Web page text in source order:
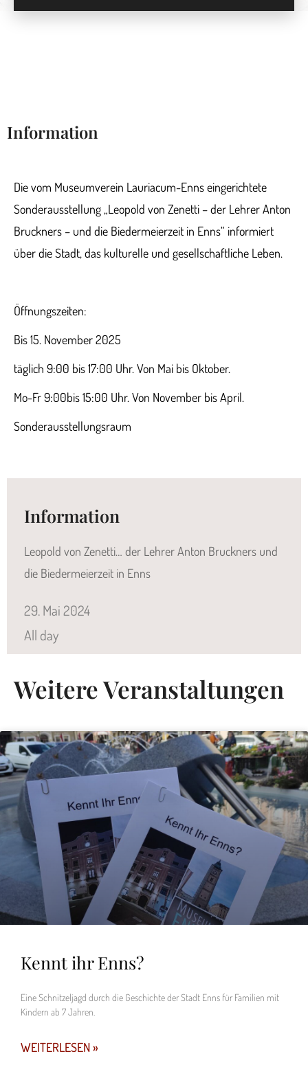
Information
Die vom Museumverein Lauriacum-Enns eingerichtete
Sonderausstellung „Leopold von Zenetti – der Lehrer Anton
Bruckners – und die Biedermeierzeit in Enns“ informiert
über die Stadt, das kulturelle und gesellschaftliche Leben.
Öffnungszeiten:
Bis 15. November 2025
täglich 9:00 bis 17:00 Uhr. Von Mai bis Oktober.
Mo-Fr 9:00bis 15:00 Uhr. Von November bis April.
Sonderausstellungsraum
Information
Leopold von Zenetti… der Lehrer Anton Bruckners und
die Biedermeierzeit in Enns
29.Mai2024
All day
Weitere Veranstaltungen
Kennt ihr Enns?
Eine Schnitzeljagd durch die Geschichte der Stadt Enns für Familien mit
Kindern ab 7 Jahren.
WEITERLESEN »